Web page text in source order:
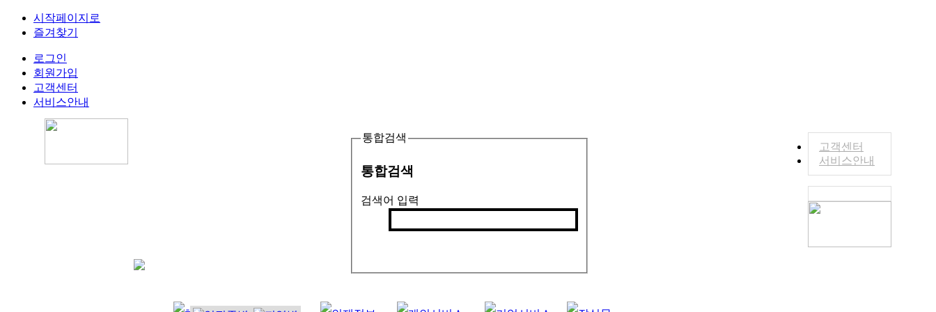
고객센터
서비스안내
시작페이지로
즐겨찾기
로그인
회원가입
고객센터
서비스안내
통합검색
통합검색
검색어 입력